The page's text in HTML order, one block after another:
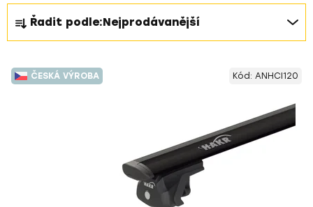
Ř
a
z
e
n
Řadit podle:Nejprodávanější
V
ý
ČESKÁ VÝROBA Kód: ANHCI120